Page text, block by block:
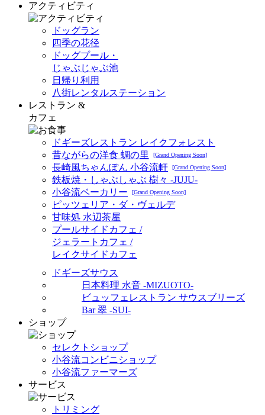
アクティビティ
ドッグラン
四季の花径
ドッグプール・
じゃぶじゃぶ池
日帰り利用
八街レンタルステーション
レストラン &
カフェ
ドギーズレストラン レイクフォレスト
昔ながらの洋食 蜩の里
[Grand Opening Soon]
長崎風ちゃんぽん 小谷流軒 [Grand Opening Soon]
鉄板焼・しゃぶしゃぶ 樹々 -JUJU-
小谷流ベーカリー
[Grand Opening Soon]
ピッツェリア・ダ・ヴェルデ
甘味処 水辺茶屋
プールサイドカフェ /
ジェラートカフェ /
レイクサイドカフェ
ドギーズサウス
日本料理 水音 -MIZUOTO-
ビュッフェレストラン サウスブリーズ
Bar 翠 -SUI-
ショップ
セレクトショップ
小谷流コンビニショップ
小谷流ファーマーズ
サービス
トリミング